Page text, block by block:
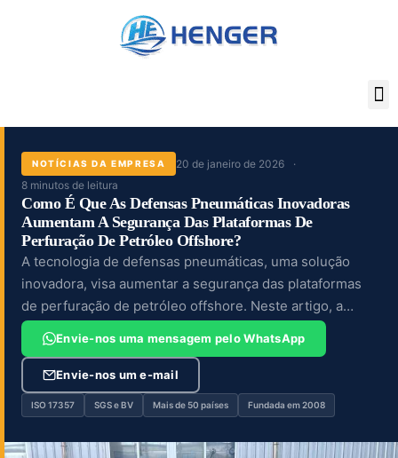
NOTÍCIAS DA EMPRESA
20 de janeiro de 2026
8 minutos de leitura
Como É Que As Defensas Pneumáticas Inovadoras
Aumentam A Segurança Das Plataformas De
Perfuração De Petróleo Offshore?
A tecnologia de defensas pneumáticas, uma solução
inovadora, visa aumentar a segurança das plataformas
de perfuração de petróleo offshore. Neste artigo, a
Henger Shipping Supplies explorará os princípios, as
vantagens e...
Envie-nos uma mensagem pelo WhatsApp
Envie-nos um e-mail
ISO 17357 SGS e BV Mais de 50 países Fundada em 2008